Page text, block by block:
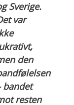
Sverige.
var
den
bandet
resten